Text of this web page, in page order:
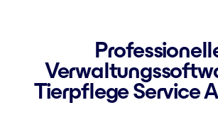
Tierpflege Service